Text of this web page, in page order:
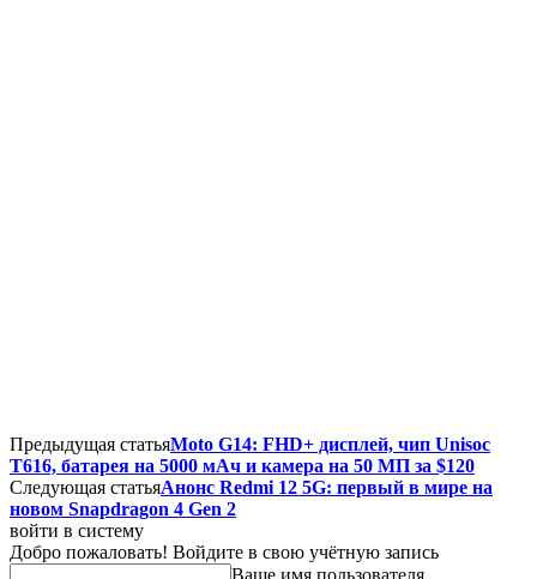
Предыдущая статьяMoto G14: FHD+ дисплей, чип Unisoc
T616, батарея на 5000 мАч и камера на 50 МП за $120
Следующая статьяАнонс Redmi 12 5G: первый в мире на
новом Snapdragon 4 Gen 2
войти в систему
Добро пожаловать! Войдите в свою учётную запись
Ваше имя пользователя